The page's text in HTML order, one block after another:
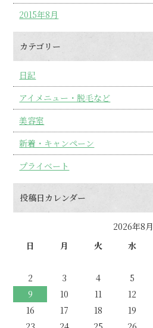
2015年8月
カテゴリー
日記
アイメニュー・脱毛など
美容室
新着・キャンペーン
プライベート
投稿日カレンダー
2026年8月
日
月 火 水
2
3 4 5
9
10 11 12
16
17 18 19